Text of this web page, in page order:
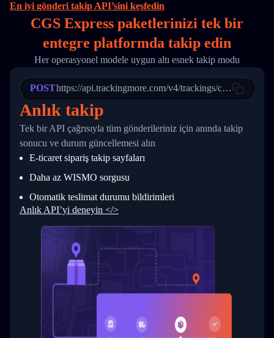
16
17
19
20
21
22
23
24
25
27
28
29
31
33
34
        "itemTimeLength": 2,
        "weblink": "",
        "phone": null,
        "trackinfo": [
          {
            "Date": "2017-03-08 04: 22: 00",
"StatusDescription": "Departed
"Details": "Departed Facility
          },
          {
            "Date": "2017-03-06 15:28:00",
"StatusDescription": "Shipment
"Details": "BEIJING-
          }
        ]
      }
  }
}
En iyi gönderi takip API’sini keşfedin
CGS Express paketlerinizi tek bir
entegre platformda takip edin
Her operasyonel modele uygun altı esnek takip modu
POSThttps://api.trackingmore.com/v4/trackings/create
Anlık takip
Tek bir API çağrısıyla tüm gönderileriniz için anında takip
sonucu ve durum güncellemesi alın
E-ticaret sipariş takip sayfaları
Daha az WISMO sorgusu
Otomatik teslimat durumu bildirimleri
Anlık API’yi deneyin </>